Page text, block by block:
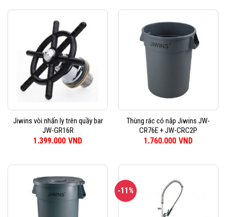
1.980.000VND. là:
Jiwins vòi nhấn ly trên quầy bar
JW-GR16R
1.399.000 VND
Thùng rác có nắp Jiwins JW-
CR76E + JW-CRC2P
1.760.000 VND
-11%